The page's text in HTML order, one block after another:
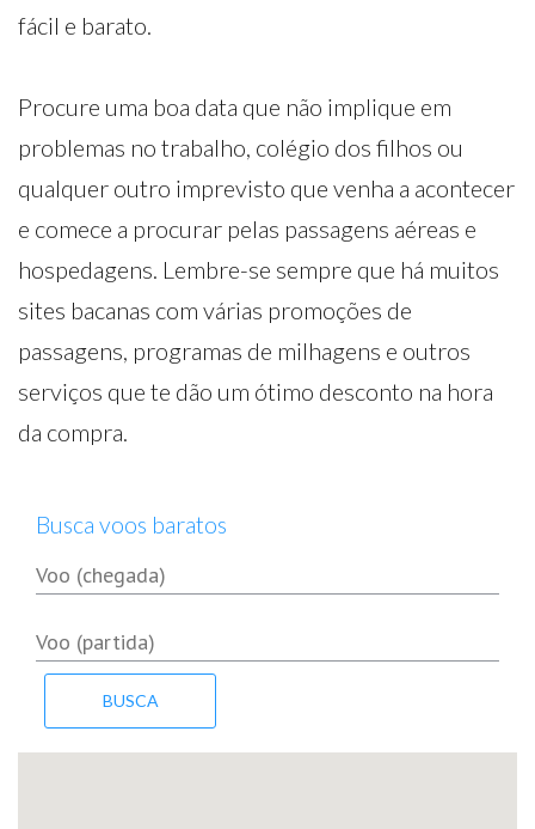
fácil e barato.
Procure uma boa data que não implique em
problemas no trabalho, colégio dos filhos ou
qualquer outro imprevisto que venha a acontecer
e comece a procurar pelas passagens aéreas e
hospedagens. Lembre-se sempre que há muitos
sites bacanas com várias promoções de
passagens, programas de milhagens e outros
serviços que te dão um ótimo desconto na hora
da compra.
Busca voos baratos